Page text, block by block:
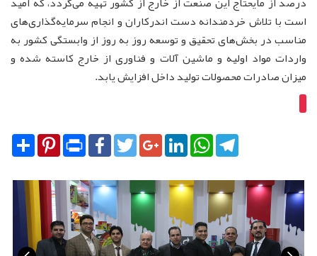
است با تلاش خردمندانه دست اندرکاران و انجام سرمایه‌گذاری‌های
مناسب در بخش‌های تحقیق و توسعه روز به روز از وابستگی کشور به
واردات مواد اولیه و ماشین آلات و فناوری از خارج کاسته شده و
میزان صادرات محصولات تولید داخل افزایش یابد.
SharePinterestPrint FacebookTwitterGoogle+LinkedInWhatsApp